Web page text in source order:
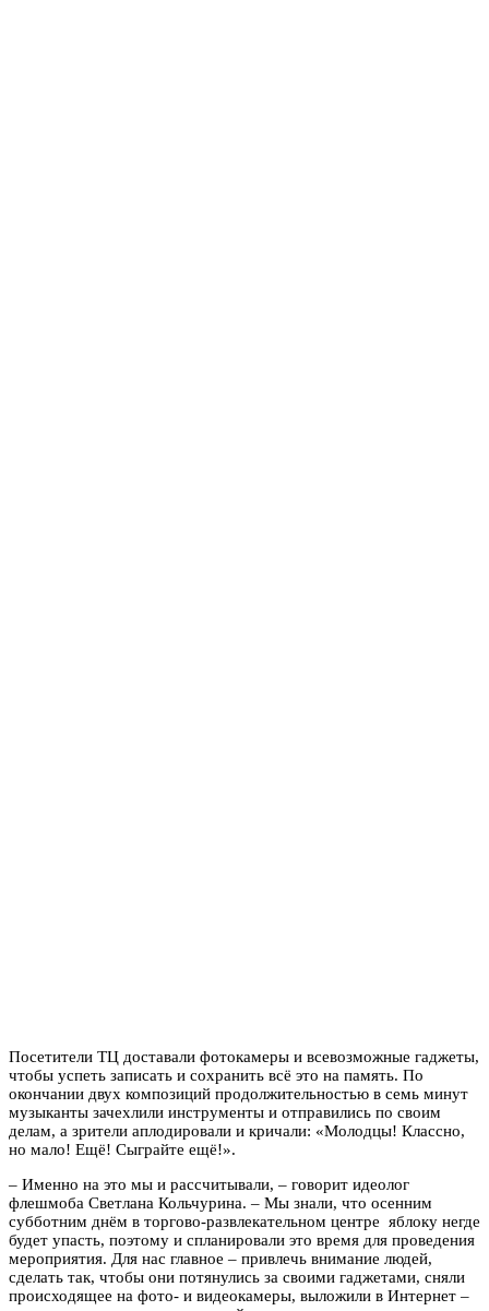
Посетители ТЦ доставали фотокамеры и всевозможные гаджеты,
чтобы успеть записать и сохранить всё это на память. По
окончании двух композиций продолжительностью в семь минут
музыканты зачехлили инструменты и отправились по своим
делам, а зрители аплодировали и кричали: «Молодцы! Классно,
но мало! Ещё! Сыграйте ещё!».
– Именно на это мы и рассчитывали, – говорит идеолог
флешмоба Светлана Кольчурина. – Мы знали, что осенним
субботним днём в торгово-развлекательном центре яблоку негде
будет упасть, поэтому и спланировали это время для проведения
мероприятия. Для нас главное – привлечь внимание людей,
сделать так, чтобы они потянулись за своими гаджетами, сняли
происходящее на фото- и видеокамеры, выложили в Интернет –